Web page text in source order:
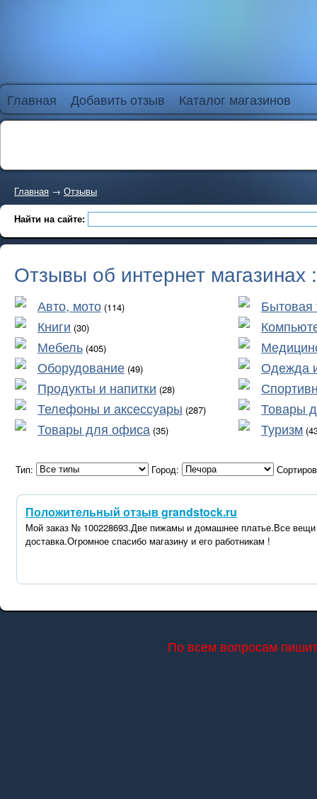
Главная Добавить отзыв Каталог магазинов
Главная → Отзывы
Найти на сайте:
Отзывы об интернет
Авто, мото (114)
Бытовая
Книги (30)
Мебель (405)
Оборудование (49)
Одежда
Продукты и напитки (28)
Телефоны и аксессуары (287)
Товары
Товары для офиса (35) Туризм
Тип: Город:
Положительный отзыв grandstock.ru
Мой заказ № 100228693.Две пижамы и домашнее платье.Все вещи
доставка.Огромное спасибо магазину и его работникам !
По всем вопросам